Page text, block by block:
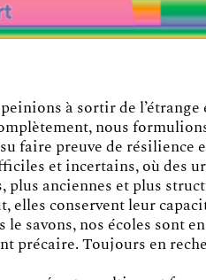
à sortir de
nous
faire preuve de résilience
et incertains, où des
plus anciennes et plus
conservent leur
savons, nos écoles sont
Toujours en